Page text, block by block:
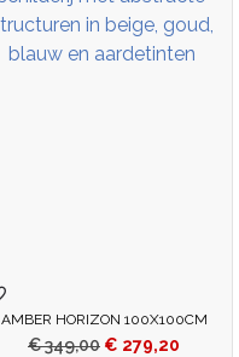
AMBER HORIZON 100X100CM
€349,00 € 279,20